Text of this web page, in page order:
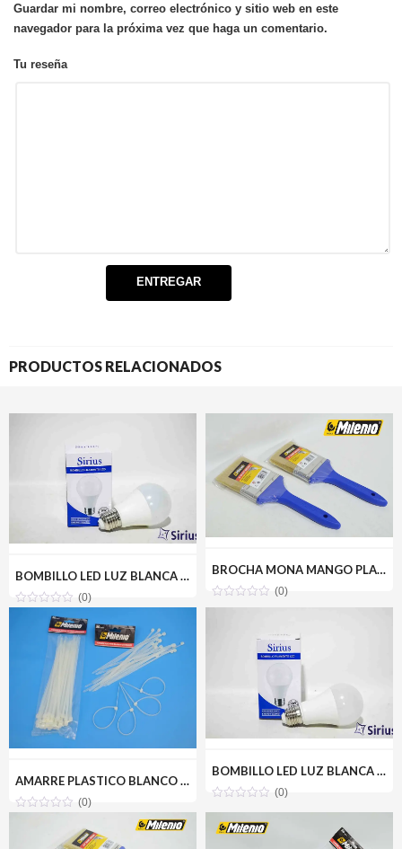
Tu reseña
Guardar mi nombre, correo electrónico y sitio web en este
navegador para la próxima vez que haga un comentario.
PRODUCTOS RELACIONADOS
BOMBILLO LED LUZ BLANCA 9W(110V) SIRIUS CRD-H9W
(0)
BROCHA MONA MANGO PLASTICO 3 MILENIOTOOLS MT10-BROMON-3P
(0)
AMARRE PLASTICO BLANCO 4.8X200MM(50PZ) MILENIOTOOLS MT22-AMA048-200B
(0)
BOMBILLO LED LUZ BLANCA 12W(110V) SIRIUS CRD-A12W
(0)